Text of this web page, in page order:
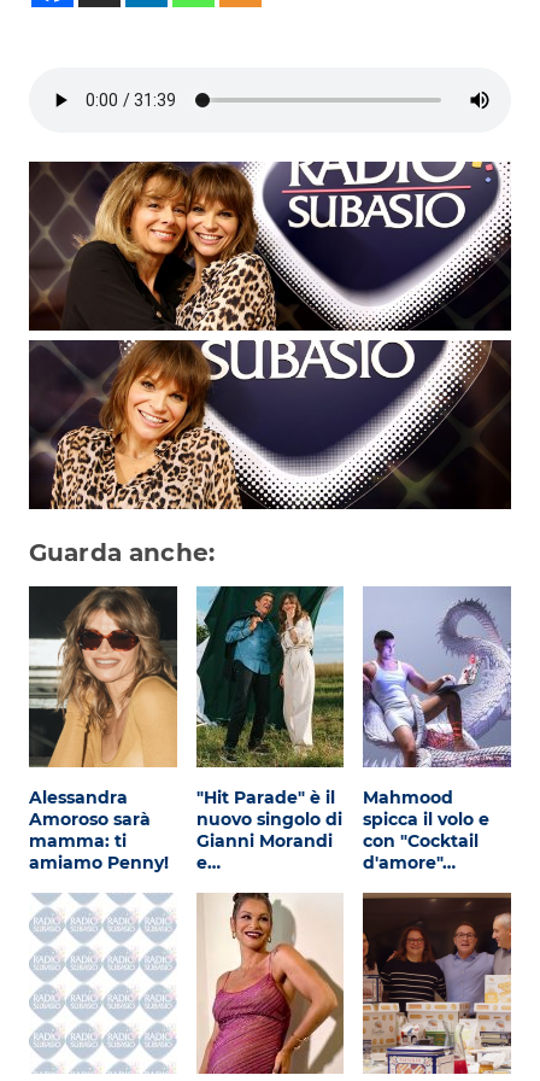
Subasio Collection
Video
Foto
Speciali
Oroscopo
Radio Subasio Music Club
Sanremo 2026
News
Musica
Cultura
Attualità
Costume
Extra
Eventi
Guarda anche:
Alessandra
Amoroso sarà
mamma: ti
amiamo Penny!
"Hit Parade" è il
nuovo singolo di
Gianni Morandi
e…
Mahmood
spicca il volo e
con "Cocktail
d'amore"…